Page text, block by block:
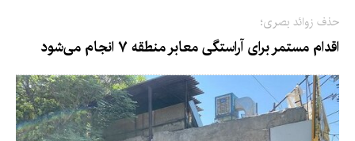
حذف زوائد بصری؛
اقدام مستمر برای آراستگی معابر منطقه ۷ انجام می‌شود